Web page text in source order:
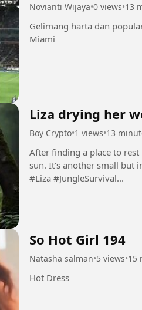
Novianti Wijaya•0 views•13
Gelimang harta dan
Miami
Liza drying her
Boy Crypto•1 views•13
After finding a place to
sun. It’s another small but
#Liza #JungleSurvival...
So Hot Girl 194
Natasha salman•5 views•15
Hot Dress